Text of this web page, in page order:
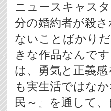
ニュースキャス
分の婚約者が殺
ないことばかり
きな作品なんで
は、勇気と正義
も実生活ではな
民～』を通して